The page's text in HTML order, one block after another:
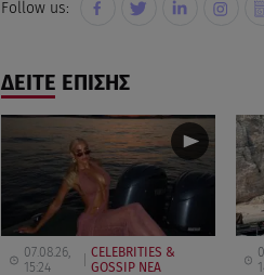
Follow us:
ΔΕΙΤΕ ΕΠΙΣΗΣ
07.08.26,
15:24
CELEBRITIES &
GOSSIP ΝΕΑ